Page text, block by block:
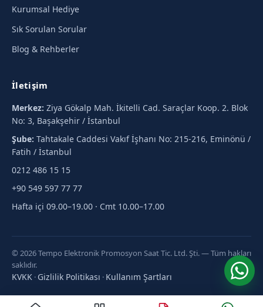
Kurumsal Hediye
Sık Sorulan Sorular
Blog & Rehberler
İletişim
Merkez: Ziya Gökalp Mah. İkitelli Cad. Saraçlar Koop. 2. Blok
No: 3, Başakşehir / İstanbul
Şube: Tahtakale Caddesi Vakıf İşhanı No: 215-216, Eminönü /
Fatih / İstanbul
0212 486 15 15
+90 549 597 77 77
Hafta içi 09.00–19.00 · Cmt 10.00–17.00
© 2026 Tempo Elektronik Promosyon Saat Tic. Ltd. Şti. — Tüm hakları
saklıdır.
KVKK · Gizlilik Politikası · Kullanım Şartları